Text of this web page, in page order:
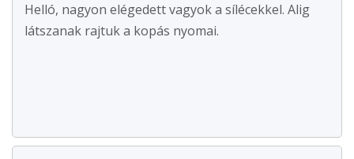
Helló, nagyon elégedett vagyok a sílécekkel. Alig
látszanak rajtuk a kopás nyomai.